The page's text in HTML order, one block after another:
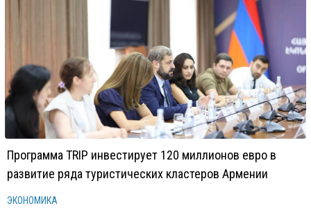
Программа TRIP инвестирует 120 миллионов евро в
развитие ряда туристических кластеров Армении
ЭКОНОМИКА